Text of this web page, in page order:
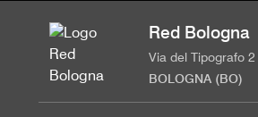
Red Bologna
Via del Tipografo 2
BOLOGNA (BO)